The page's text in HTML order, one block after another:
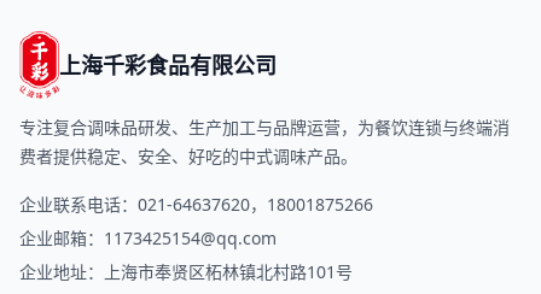
上海千彩食品有限公司
专注复合调味品研发、生产加工与品牌运营，为餐饮连锁与终端消
费者提供稳定、安全、好吃的中式调味产品。
企业联系电话：021-64637620，18001875266
企业邮箱： 1173425154@qq.com
企业地址：上海市奉贤区柘林镇北村路101号